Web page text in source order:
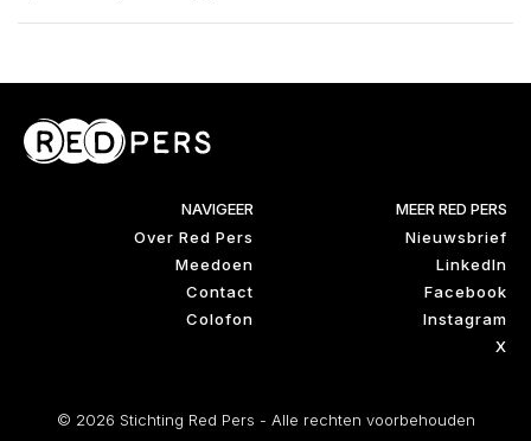
NAVIGEER
Over Red Pers
Meedoen
Contact
Colofon
MEER RED PERS
Nieuwsbrief
LinkedIn
Facebook
Instagram
X
© 2026 Stichting Red Pers - Alle rechten voorbehouden